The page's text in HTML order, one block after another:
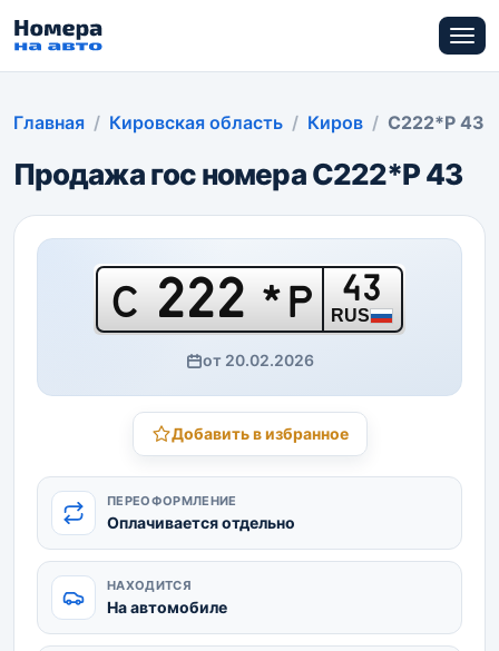
Главная Кировская область Киров С222*Р 43
Продажа гос номера С222*Р 43
С 222 *Р 43
RUS
от 20.02.2026
Добавить в избранное
ПЕРЕОФОРМЛЕНИЕ
Оплачивается отдельно
НАХОДИТСЯ
На автомобиле